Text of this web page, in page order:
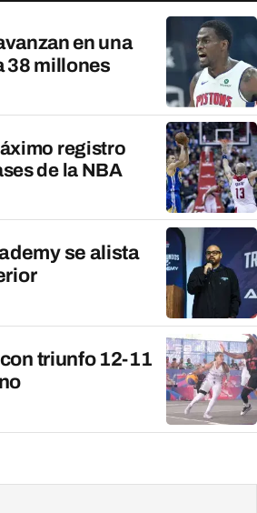
en una
38 millones
registro
de la NBA
se alista
triunfo 12-11